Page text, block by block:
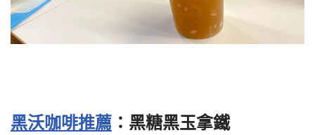
黑沃咖啡推薦 ：黑糖黑玉拿鐵